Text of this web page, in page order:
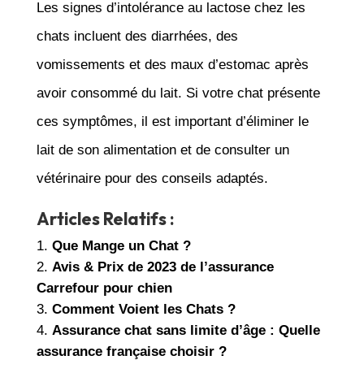
Les signes d’intolérance au lactose chez les
chats incluent des diarrhées, des
vomissements et des maux d’estomac après
avoir consommé du lait. Si votre chat présente
ces symptômes, il est important d’éliminer le
lait de son alimentation et de consulter un
vétérinaire pour des conseils adaptés.
Articles Relatifs :
Que Mange un Chat ?
Avis & Prix de 2023 de l’assurance
Carrefour pour chien
Comment Voient les Chats ?
Assurance chat sans limite d’âge : Quelle
assurance française choisir ?